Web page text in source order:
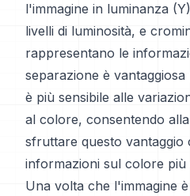
l'immagine in luminanza
livelli di luminosità, e
rappresentano le
separazione è
è più sensibile alle
al colore, consentendo
sfruttare questo vantaggio
informazioni sul colore più
Una volta che l'immagine